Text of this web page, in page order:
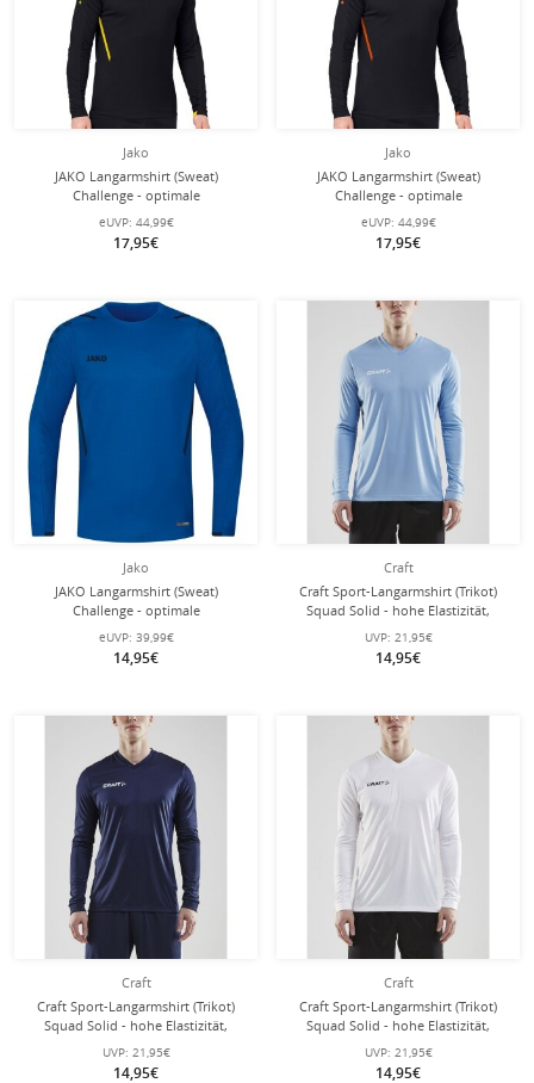
Jako
JAKO Langarmshirt (Sweat)
Challenge - optimale
Bewegungsfreiheit - schwarz/gelb
Herren
eUVP: 44,99€
17,95€
Jako
JAKO Langarmshirt (Sweat)
Challenge - optimale
Bewegungsfreiheit - schwarz/orange
Herren
eUVP: 44,99€
17,95€
Jako
JAKO Langarmshirt (Sweat)
Challenge - optimale
Bewegungsfreiheit - royalblau
Jungen
eUVP: 39,99€
14,95€
Craft
Craft Sport-Langarmshirt (Trikot)
Squad Solid - hohe Elastizität,
ergonomisches Design - hellblau
Herren
UVP: 21,95€
14,95€
Craft
Craft Sport-Langarmshirt (Trikot)
Squad Solid - hohe Elastizität,
ergonomisches Design - navyblau
Herren
UVP: 21,95€
14,95€
Craft
Craft Sport-Langarmshirt (Trikot)
Squad Solid - hohe Elastizität,
ergonomisches Design - weiss
Herren
UVP: 21,95€
14,95€